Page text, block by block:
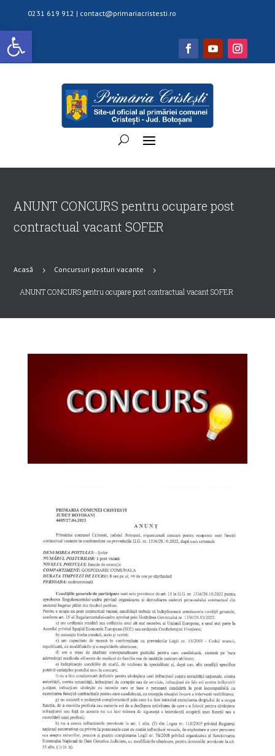
Deschide bara de unelte
0231 619 912 | contact@primariacristesti.ro
ANUNT CONCURS pentru ocupare post
contractual vacant SOFER
Acasă 5 Concursuri posturi vacante 5
ANUNT CONCURS pentru ocupare post contractual vacant SOFER